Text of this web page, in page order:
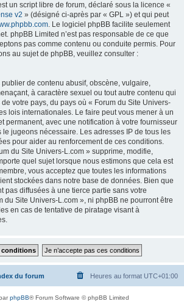
un script libre de forum, déclaré sous la licence «
v2 » (désigné ci-après par « GPL ») et qui peut
. Le logiciel phpBB facilite seulement
phpBB Limited n’est pas responsable de ce que
pas comme contenu ou conduite permis. Pour
au sujet de phpBB, veuillez consulter :
de contenu abusif, obscène, vulgaire,
à caractère sexuel ou tout autre contenu qui
votre pays, du pays où « Forum du Site Univers-
lois internationales. Le faire peut vous mener à un
permanent, avec une notification à votre fournisseur
le jugeons nécessaire. Les adresses IP de tous les
pour aider au renforcement de ces conditions.
du Site Univers-L.com » supprime, modifie,
quel sujet lorsque nous estimons que cela est
vous acceptez que toutes les informations
stockées dans notre base de données. Bien que
pas diffusées à une tierce partie sans votre
du Site Univers-L.com », ni phpBB ne pourront être
en cas de tentative de piratage visant à
du forum Heures au format UTC+01:00
phpBB® Forum Software © phpBB Limited